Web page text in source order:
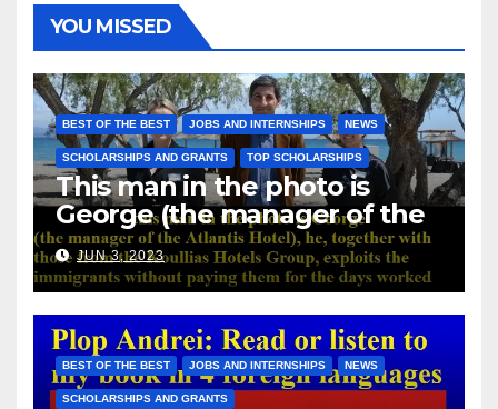
YOU MISSED
BEST OF THE BEST JOBS AND INTERNSHIPS NEWS
SCHOLARSHIPS AND GRANTS TOP SCHOLARSHIPS
This man in the photo is
George (the manager of the
Atlantis Hotel), he, together
with those from the Koullias
Hotels Group, exploits the
immigrants without paying
them for the days worked
JUN 3, 2023
BEST OF THE BEST JOBS AND INTERNSHIPS NEWS
SCHOLARSHIPS AND GRANTS